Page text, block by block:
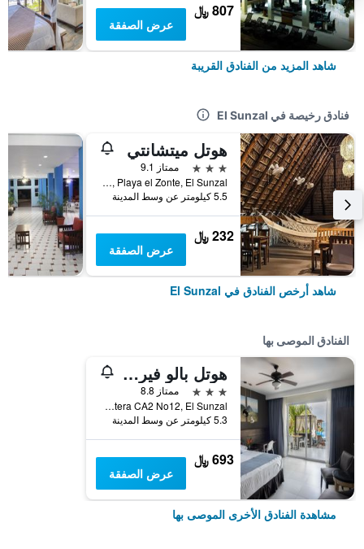
807 ﷼
عرض الصفقة
شاهد المزيد من الفنادق القريبة
فنادق رخيصة في El Sunzal
هوتل ميتشانتي
3 نجوم
ممتاز 9.1
Carreteta Litoral km 53, Playa el Zonte, El Sunzal, السلفادور
5.5 كيلومتر عن وسط المدينة
232 ﷼
عرض الصفقة
شاهد أرخص الفنادق في El Sunzal
الفنادق الموصى بها
هوتل بالو فيردي
3 نجوم
ممتاز 8.8
Km 53.5 Carretera CA2 No12, El Sunzal, السلفادور
5.3 كيلومتر عن وسط المدينة
693 ﷼
عرض الصفقة
مشاهدة الفنادق الأخرى الموصى بها